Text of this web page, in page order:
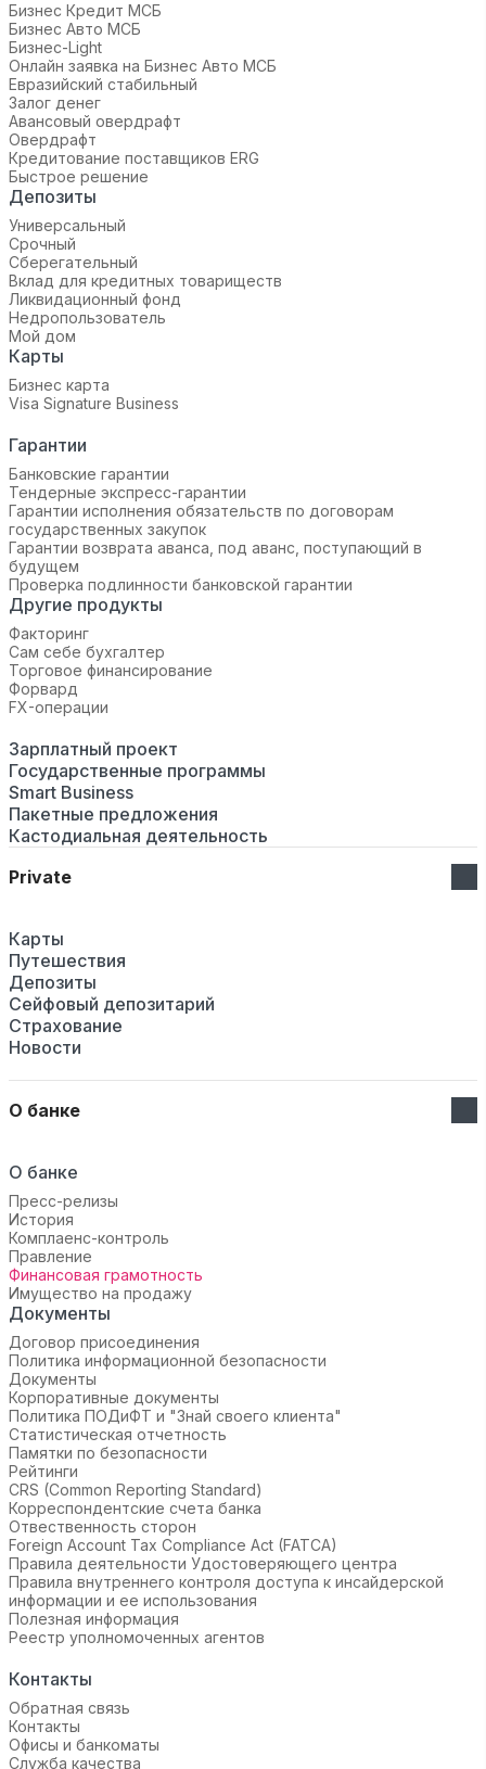
Бизнес Кредит МСБ
Бизнес Авто МСБ
Бизнес-Light
Онлайн заявка на Бизнес Авто МСБ
Евразийский стабильный
Залог денег
Авансовый овердрафт
Овердрафт
Кредитование поставщиков ERG
Быстрое решение
Депозиты
Универсальный
Срочный
Сберегательный
Вклад для кредитных товариществ
Ликвидационный фонд
Недропользователь
Мой дом
Карты
Бизнес карта
Visa Signature Business
Гарантии
Банковские гарантии
Тендерные экспресс-гарантии
Гарантии исполнения обязательств по договорам
государственных закупок
Гарантии возврата аванса, под аванс, поступающий в
будущем
Проверка подлинности банковской гарантии
Другие продукты
Факторинг
Сам себе бухгалтер
Торговое финансирование
Форвард
FX-операции
Зарплатный проект
Государственные программы
Smart Business
Пакетные предложения
Кастодиальная деятельность
Private
Карты
Путешествия
Депозиты
Сейфовый депозитарий
Страхование
Новости
О банке
О банке
Пресс-релизы
История
Комплаенс-контроль
Правление
Финансовая грамотность
Имущество на продажу
Документы
Договор присоединения
Политика информационной безопасности
Документы
Корпоративные документы
Политика ПОДиФТ и "Знай своего клиента"
Статистическая отчетность
Памятки по безопасности
Рейтинги
CRS (Common Reporting Standard)
Корреспондентские счета банка
Отвественность сторон
Foreign Account Tax Compliance Act (FATCA)
Правила деятельности Удостоверяющего центра
Правила внутреннего контроля доступа к инсайдерской
информации и ее использования
Полезная информация
Реестр уполномоченных агентов
Контакты
Обратная связь
Контакты
Офисы и банкоматы
Служба качества